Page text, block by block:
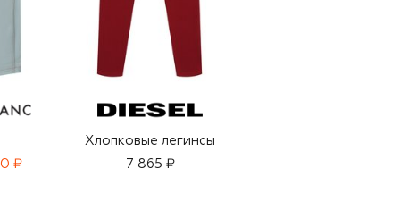
₽
Хлопковые легинсы
7 865 ₽